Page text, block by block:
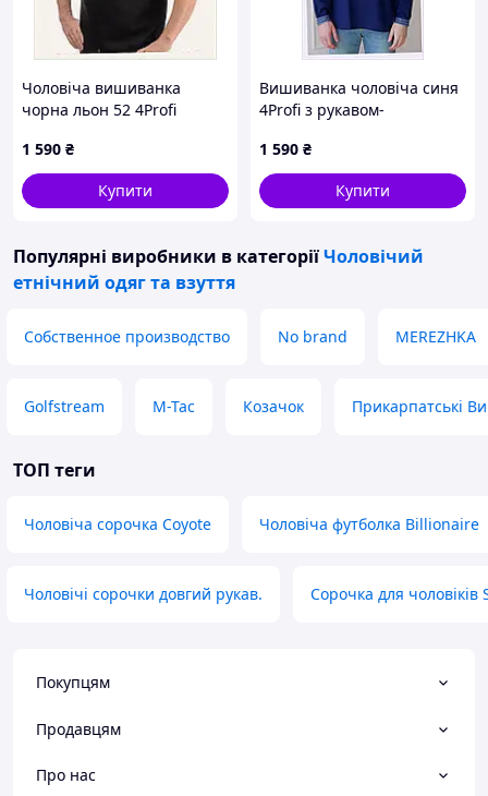
Чоловіча вишиванка
чорна льон 52 4Profi
1 590 ₴
Купити
Вишиванка чоловіча синя
4Profi з рукавом-
8P613X911
1 590 ₴
Купити
Популярні виробники в категоріїЧоловічий
етнічний одяг та взуття
Собственное производство No brand MEREZHKA
Golfstream M-Tac Козачок Прикарпатські
ТОП теги
Чоловіча сорочка Coyote Чоловіча футболка Billionaire
Чоловічі сорочки довгий рукав. Сорочка для чоловіків
Покупцям
Продавцям
Про нас